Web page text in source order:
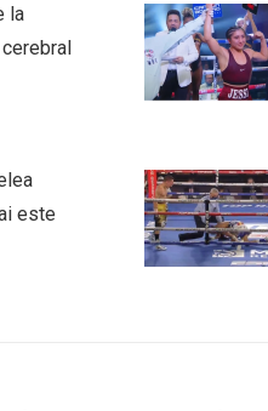
la
este